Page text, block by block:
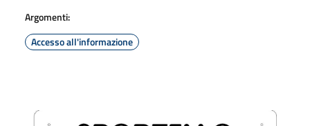
Argomenti:
Accesso all'informazione